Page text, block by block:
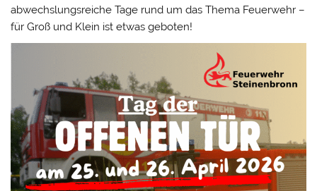
abwechslungsreiche Tage rund um das Thema Feuerwehr –
für Groß und Klein ist etwas geboten!